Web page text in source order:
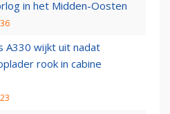
in het Midden-Oosten
A330 wijkt uit nadat
rook in cabine